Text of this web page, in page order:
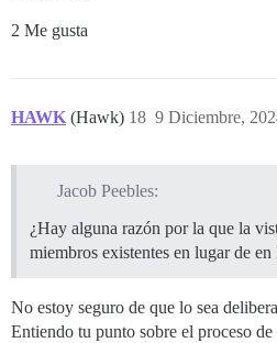
2 Me gusta
HAWK (Hawk) 9 Diciembre,
18
Jacob Peebles:
¿Hay alguna razón por la que la
miembros existentes en lugar de
No estoy seguro de que lo sea
Entiendo tu punto sobre el proceso